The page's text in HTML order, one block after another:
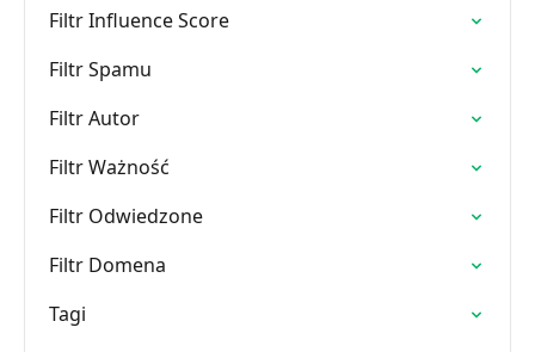
Filtr Influence Score
Filtr Spamu
Filtr Autor
Filtr Ważność
Filtr Odwiedzone
Filtr Domena
Tagi